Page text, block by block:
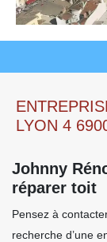
LYON 4
Johnny
réparer toit
Pensez à
recherche d’une